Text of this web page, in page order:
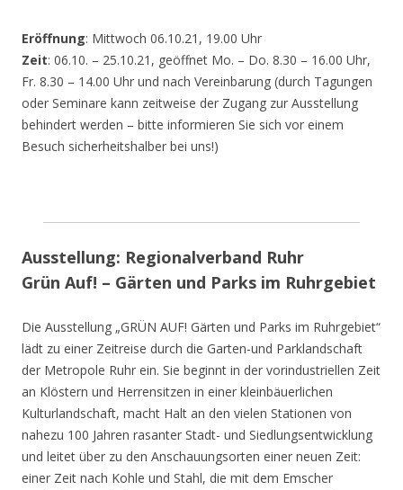
Eröffnung: Mittwoch 06.10.21, 19.00 Uhr
Zeit: 06.10. – 25.10.21, geöffnet Mo. – Do. 8.30 – 16.00 Uhr,
Fr. 8.30 – 14.00 Uhr und nach Vereinbarung (durch Tagungen
oder Seminare kann zeitweise der Zugang zur Ausstellung
behindert werden – bitte informieren Sie sich vor einem
Besuch sicherheitshalber bei uns!)
Ausstellung: Regionalverband Ruhr
Grün Auf! – Gärten und Parks im Ruhrgebiet
Die Ausstellung „GRÜN AUF! Gärten und Parks im Ruhrgebiet“
lädt zu einer Zeitreise durch die Garten-und Parklandschaft
der Metropole Ruhr ein. Sie beginnt in der vorindustriellen Zeit
an Klöstern und Herrensitzen in einer kleinbäuerlichen
Kulturlandschaft, macht Halt an den vielen Stationen von
nahezu 100 Jahren rasanter Stadt- und Siedlungsentwicklung
und leitet über zu den Anschauungsorten einer neuen Zeit:
einer Zeit nach Kohle und Stahl, die mit dem Emscher